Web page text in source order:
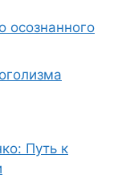
осознанного
Путь к